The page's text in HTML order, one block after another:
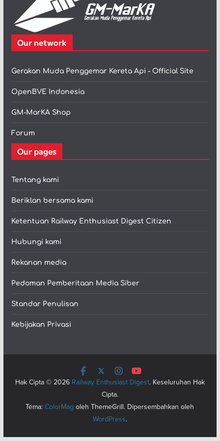
Our network
Gerakan Muda Penggemar Kereta Api - Official Site
OpenBVE Indonesia
GM-MarKA Shop
Forum
Our pages
Tentang kami
Beriklan bersama kami
Ketentuan Railway Enthusiast Digest Citizen
Hubungi kami
Rekanan media
Pedoman Pemberitaan Media Siber
Standar Penulisan
Kebijakan Privasi
Hak Cipta © 2026 Railway Enthusiast Digest. Keseluruhan Hak
Cipta.
Tema:ColorMag oleh ThemeGrill. Dipersembahkan oleh
WordPress.